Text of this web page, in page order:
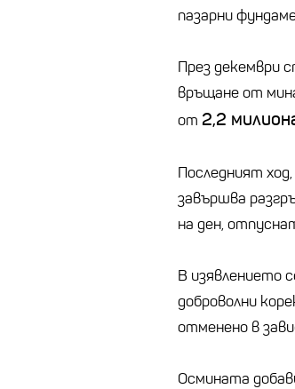
пазарни
През декември
връщане от
от 2,2
Последният
завършва
на ден,
В изявлението
доброволни
отменено в
Осмината